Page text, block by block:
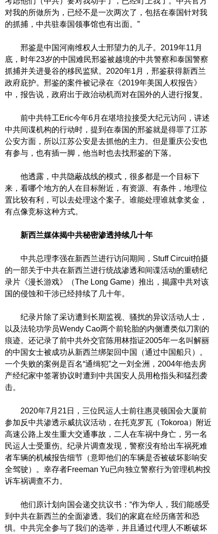
对我的所做所为，已经不是一次两次了，包括在泰国针对我
的抓捕，中共驻泰国领事馆也有出面。”
邢鉴是中国河南维权人士邢望力的儿子。2019年11月
底，时年23岁的中国难民邢鉴被越境的中共警察和泰国警察
抓捕并关进曼谷的移民监狱。2020年1月，邢鉴获得新西兰
政府庇护。邢鉴的案件被记录在《2019年美国人权报告》
中，报告说，政府出于政治动机而对在国外的人进行报复。
前中共特工Eric今年6月在堪培拉接受大纪元访问，讲述
中共间谍机构的行动时，提到在泰国的邢鉴就是得罪了江苏
公安方面，所以江苏公安是去抓他的主力。但是重庆公安也
有参与，也有插一脚，他当时也去找邢鉴的下落。
他透露，中共隐蔽战线的模式，很多都是一个目标下
来，看哪个地方的人在目标附近，有资源、有条件，地理位
置比较有利，可以去处理这个案子。谁能处理谁就拿奖金，
有点像竞标这种方式。
新西兰媒体揭中共秘密渗透持续几十年
中共总理李强在新西兰进行访问期间，Stuff Circuit拍摄
的一部关于中共在新西兰进行统战渗透和间谍活动的重磅纪
录片《漫长游戏》（The Long Game）推出，揭露中共对该
国的侵蚀和干涉已经持续了几十年。
纪录片除了采访遭到长期监视、骚扰的异议活动人士，
以及法轮功学员Wendy Cao两个前轮胎的内侧遭类似刀割的
痕迹。还记录了前中共外交官陈用林指证2005年一名叫解丽
的中国女士被成功从新西兰绑架回中国（通过中国船只）。
一个失败的案例是百名“通缉犯”之一刘全洲，2004年他去房
产经纪家中签署协议时遭到中共国安人员用枪指头和猛烈袭
击。
2020年7月21日，三位民运人士前往惠灵顿国会大厦前
参加反中共渗透示威抗议活动，在托克罗瓦（Tokoroa）附近
高速公路上发生重大交通事故，二人在车祸中身亡，另一名
民运人士受重伤。纪录片调查发现，警察没有给出车祸死难
者车辆的机械报告细节（意即他们的车辆是否被破坏影响安
全驾驶）。幸存者Freeman Yu已向独立警察行为管理机构投
诉车祸调查不力。
他们原计划向国会递交抗议书：“作为华人，我们能感受
到中共在新西兰的全面渗透。我们的家庭在经历痛苦和恐
惧。中共完全参与了我们的选举，并且通过代理人不断破坏